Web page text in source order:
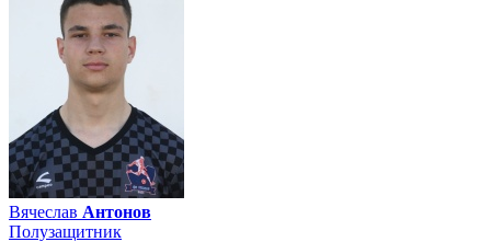
Вячеслав Антонов
Полузащитник